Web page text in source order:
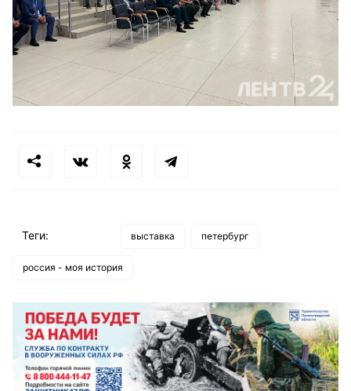
Теги: выставка петербург
россия - моя история